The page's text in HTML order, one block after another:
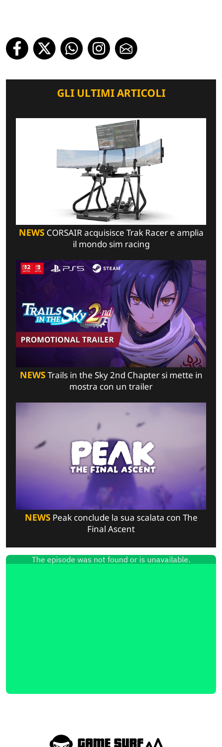
GLI ULTIMI ARTICOLI
NEWSCORSAIR acquisisce Trak Racer e amplia
il mondo sim racing
NEWSTrails in the Sky 2nd Chapter si mette in
mostra con un trailer
NEWSPeak conclude la sua scalata con The
Final Ascent